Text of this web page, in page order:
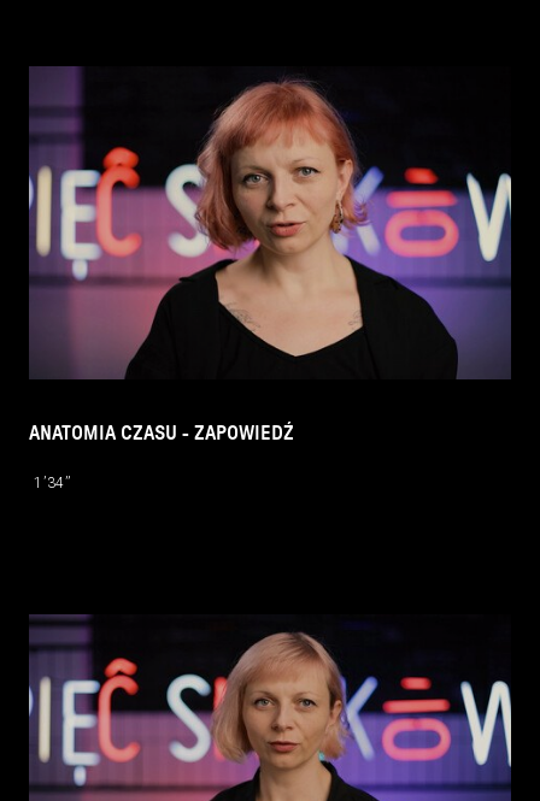
ANATOMIA CZASU - ZAPOWIEDŹ
1’34’’